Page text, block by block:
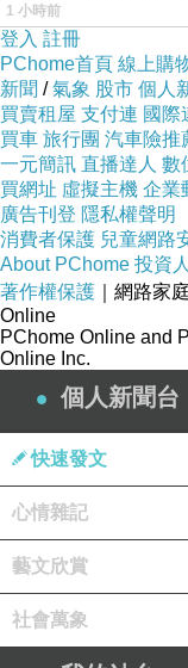
再者，如果照
要叫別人承擔
的，而且過去
做行政院長的
五入來計算
蘇巧純所掌管
中的有蘇貞昌、
我個人覺得，
過去身為一個
辯護，反而替
我們藍白在滿
瑞雄，造謠、
明天就是許崑
源大哥他是怎
造謠，害一個
莊瑞雄則是一
我相信高雄人
今年底的選舉
1 小時前
登入 註冊
PChome首頁 線上購
新聞 /氣象 股市 個人
買賣租屋 支付連 國際
買車 旅行團 汽車險推
一元簡訊 直播達人 數
買網址 虛擬主機 企業
廣告刊登 隱私權聲明
消費者保護 兒童網路
About PChome 投資
著作權保護 ｜網路家
Online
PChome Online and
Online Inc.
個人新聞台
快速發文
心情雜記
藝文欣賞
社會萬象